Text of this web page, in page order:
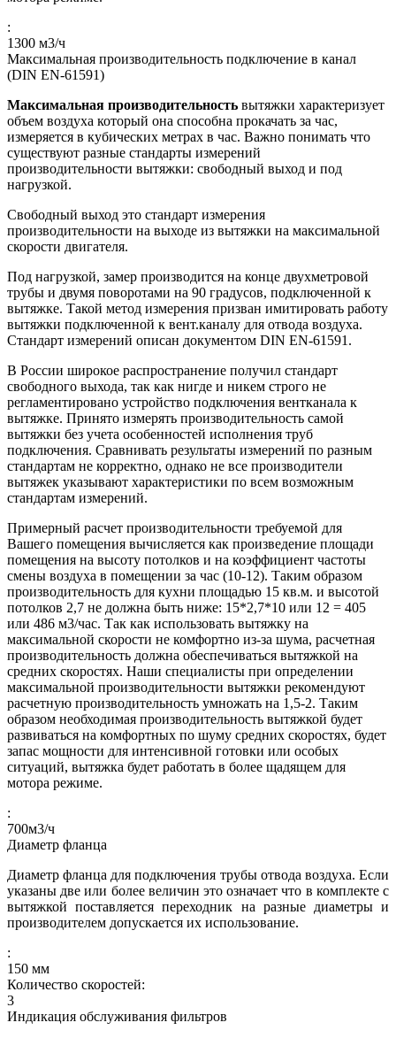
:
1300 м3/ч
Максимальная производительность подключение в канал
(DIN EN-61591)
Максимальная производительность вытяжки характеризует
объем воздуха который она способна прокачать за час,
измеряется в кубических метрах в час. Важно понимать что
существуют разные стандарты измерений
производительности вытяжки: свободный выход и под
нагрузкой.
Свободный выход это стандарт измерения
производительности на выходе из вытяжки на максимальной
скорости двигателя.
Под нагрузкой, замер производится на конце двухметровой
трубы и двумя поворотами на 90 градусов, подключенной к
вытяжке. Такой метод измерения призван имитировать работу
вытяжки подключенной к вент.каналу для отвода воздуха.
Стандарт измерений описан документом DIN EN-61591.
В России широкое распространение получил стандарт
свободного выхода, так как нигде и никем строго не
регламентировано устройство подключения вентканала к
вытяжке. Принято измерять производительность самой
вытяжки без учета особенностей исполнения труб
подключения. Сравнивать результаты измерений по разным
стандартам не корректно, однако не все производители
вытяжек указывают характеристики по всем возможным
стандартам измерений.
Примерный расчет производительности требуемой для
Вашего помещения вычисляется как произведение площади
помещения на высоту потолков и на коэффициент частоты
смены воздуха в помещении за час (10-12). Таким образом
производительность для кухни площадью 15 кв.м. и высотой
потолков 2,7 не должна быть ниже: 15*2,7*10 или 12 = 405
или 486 м3/час. Так как использовать вытяжку на
максимальной скорости не комфортно из-за шума, расчетная
производительность должна обеспечиваться вытяжкой на
средних скоростях. Наши специалисты при определении
максимальной производительности вытяжки рекомендуют
расчетную производительность умножать на 1,5-2. Таким
образом необходимая производительность вытяжкой будет
развиваться на комфортных по шуму средних скоростях, будет
запас мощности для интенсивной готовки или особых
ситуаций, вытяжка будет работать в более щадящем для
мотора режиме.
:
700м3/ч
Диаметр фланца
Диаметр фланца для подключения трубы отвода воздуха. Если
указаны две или более величин это означает что в комплекте с
вытяжкой поставляется переходник на разные диаметры и
производителем допускается их использование.
:
150 мм
Количество скоростей:
3
Индикация обслуживания фильтров